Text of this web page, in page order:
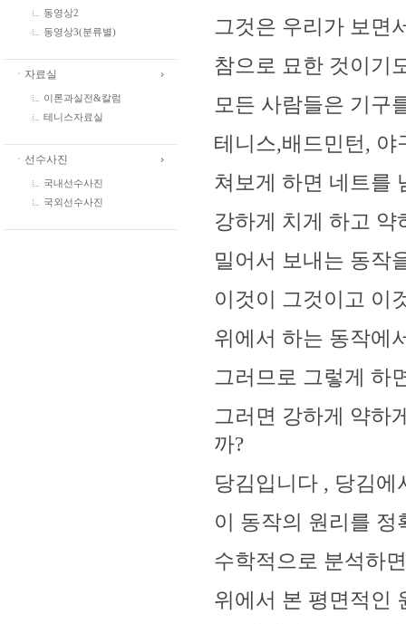
동영상2
동영상3(분류별)
ㆍ자료실
이론과실전&칼럼
테니스자료실
ㆍ선수사진
국내선수사진
국외선수사진
그것은 우리가 보면
참으로 묘한 것이기
모든 사람들은 기구
테니스,배드민턴, 야
쳐보게 하면 네트를
강하게 치게 하고 약
밀어서 보내는 동작
이것이 그것이고 이
위에서 하는 동작에
그러므로 그렇게 하
그러면 강하게 약하
까?
당김입니다 , 당김
이 동작의 원리를
수학적으로 분석하
위에서 본 평면적인